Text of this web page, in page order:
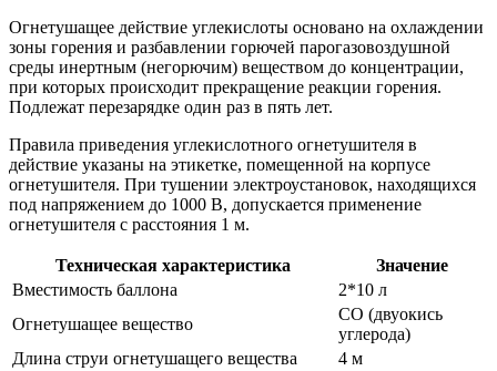
Огнетушащее действие углекислоты основано на охлаждении
зоны горения и разбавлении горючей парогазовоздушной
среды инертным (негорючим) веществом до концентрации,
при которых происходит прекращение реакции горения.
Подлежат перезарядке один раз в пять лет.
Правила приведения углекислотного огнетушителя в
действие указаны на этикетке, помещенной на корпусе
огнетушителя. При тушении электроустановок, находящихся
под напряжением до 1000 В, допускается применение
огнетушителя с расстояния 1 м.
Техническая характеристика
Значение
Вместимость баллона
2*10 л
Огнетушащее вещество
СО (двуокись
углерода)
Длина струи огнетушащего вещества
4 м